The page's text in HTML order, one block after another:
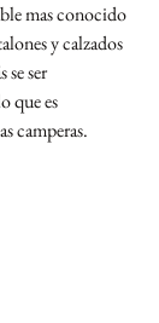
mas conocido
y calzados
se ser
que es
camperas.